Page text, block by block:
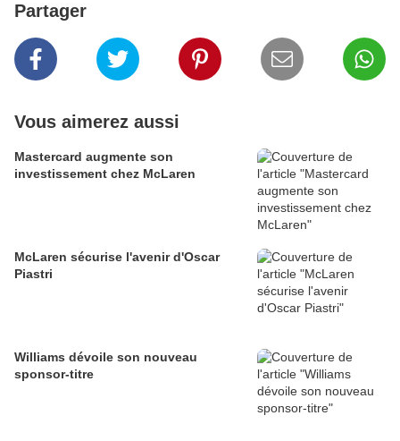
Partager
Vous aimerez aussi
Mastercard augmente son
investissement chez McLaren
McLaren sécurise l'avenir d'Oscar
Piastri
Williams dévoile son nouveau
sponsor-titre